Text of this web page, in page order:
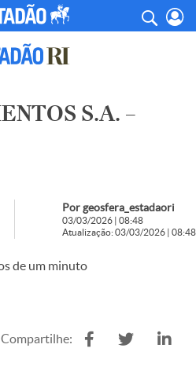
S.A. –
Por geosfera_estadaori
03/03/2026 | 08:48
Atualização: 03/03/2026 | 08:48
de um minuto
Compartilhe: